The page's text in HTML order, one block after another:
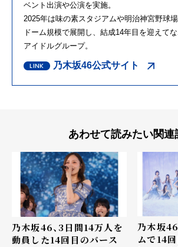
ベント出演や公演を実施。
2025年は味の素スタジアムや明治神宮野球
ドーム規模で展開し、結成14年目を迎えて
アイドルグループ。
乃木坂46公式サイト
あわせて読みたい関連
乃木坂46、3日間14万人を
動員した14回目のバース
乃木坂
ムで14